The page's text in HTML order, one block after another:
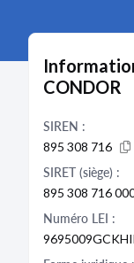
CONDOR
SIREN :
895 308 716
SIRET (siège) :
895 308 716
Numéro LEI :